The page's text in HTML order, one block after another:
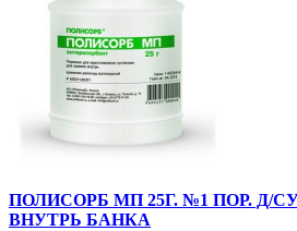
ПОЛИСОРБ МП 25Г. №1 ПОР. Д/
ВНУТРЬ БАНКА